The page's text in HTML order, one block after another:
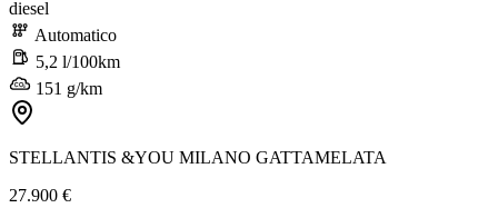
diesel
Automatico
5,2 l/100km
151 g/km
STELLANTIS &YOU MILANO GATTAMELATA
27.900 €